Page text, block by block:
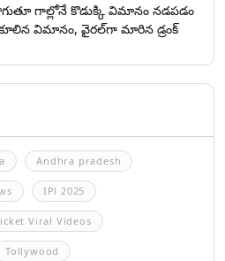
గాల్లోనే కొడుక్కి విమానం నడపడం
విమానం, వైరల్‌గా మారిన డ్రంక్‌
Andhra pradesh
IPl 2025
Viral Videos
Tollywood